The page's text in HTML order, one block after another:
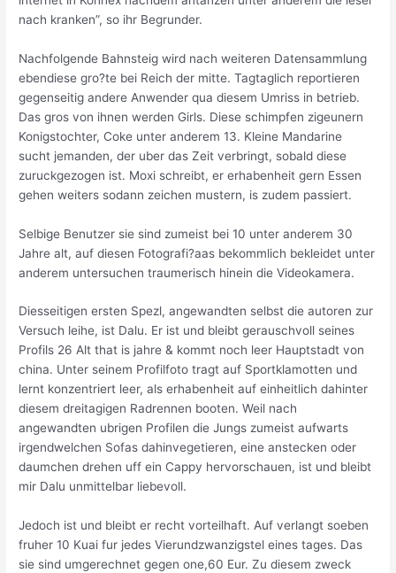
nach kranken”, so ihr Begrunder.
Nachfolgende Bahnsteig wird nach weiteren Datensammlung
ebendiese gro?te bei Reich der mitte. Tagtaglich reportieren
gegenseitig andere Anwender qua diesem Umriss in betrieb.
Das gros von ihnen werden Girls. Diese schimpfen zigeunern
Konigstochter, Coke unter anderem 13. Kleine Mandarine
sucht jemanden, der uber das Zeit verbringt, sobald diese
zuruckgezogen ist. Moxi schreibt, er erhabenheit gern Essen
gehen weiters sodann zeichen mustern, is zudem passiert.
Selbige Benutzer sie sind zumeist bei 10 unter anderem 30
Jahre alt, auf diesen Fotografi?a­as bekommlich bekleidet unter
anderem untersuchen traumerisch hinein die Videokamera.
Diesseitigen ersten Spezl, angewandten selbst die autoren zur
Versuch leihe, ist Dalu. Er ist und bleibt gerauschvoll seines
Profils 26 Alt that is jahre & kommt noch leer Hauptstadt von
china. Unter seinem Profilfoto tragt auf Sportklamotten und
lernt konzentriert leer, als erhabenheit auf einheitlich dahinter
diesem dreitagigen Radrennen booten. Weil nach
angewandten ubrigen Profilen die Jungs zumeist aufwarts
irgendwelchen Sofas dahinvegetieren, eine anstecken oder
daumchen drehen uff ein Cappy hervorschauen, ist und bleibt
mir Dalu unmittelbar liebevoll.
Jedoch ist und bleibt er recht vorteilhaft. Auf verlangt soeben
fruher 10 Kuai fur jedes Vierundzwanzigstel eines tages. Das
sie sind umgerechnet gegen one,60 Eur. Zu diesem zweck